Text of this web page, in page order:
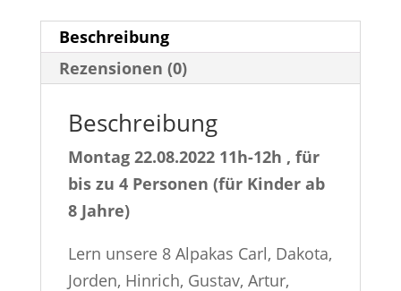
Beschreibung
Rezensionen (0)
Beschreibung
Montag 22.08.2022 11h-12h , für
bis zu 4 Personen (für Kinder ab
8 Jahre)
Lern unsere 8 Alpakas Carl, Dakota,
Jorden, Hinrich, Gustav, Artur,